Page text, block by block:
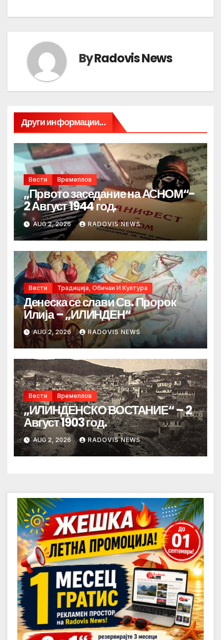
ByRadovis News
Други информации...
Вести Времеплов
„Првото заседание на АСНОМ“-
2 Август 1944 год.
AUG 2, 2026 RADOVIS NEWS
Вести Традиција, Обичаи И Култура
Денеска се слави Св. Пророк
Илија – „ИЛИНДЕН“
AUG 2, 2026 RADOVIS NEWS
Вести Времеплов
„ИЛИНДЕНСКО ВОСТАНИЕ“ – 2
Август 1903 год.
AUG 2, 2026 RADOVIS NEWS